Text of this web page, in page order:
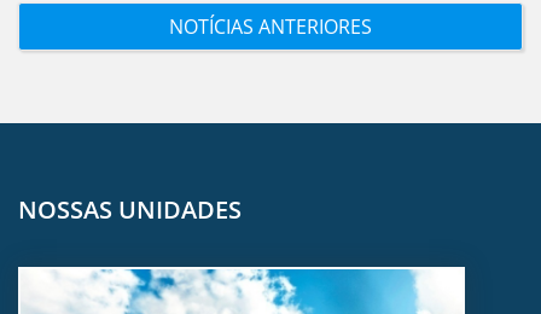
NOTÍCIAS ANTERIORES
NOSSAS UNIDADES